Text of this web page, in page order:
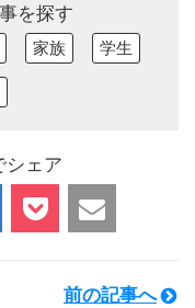
を探す
家族 学生
シェア
前の記事へ